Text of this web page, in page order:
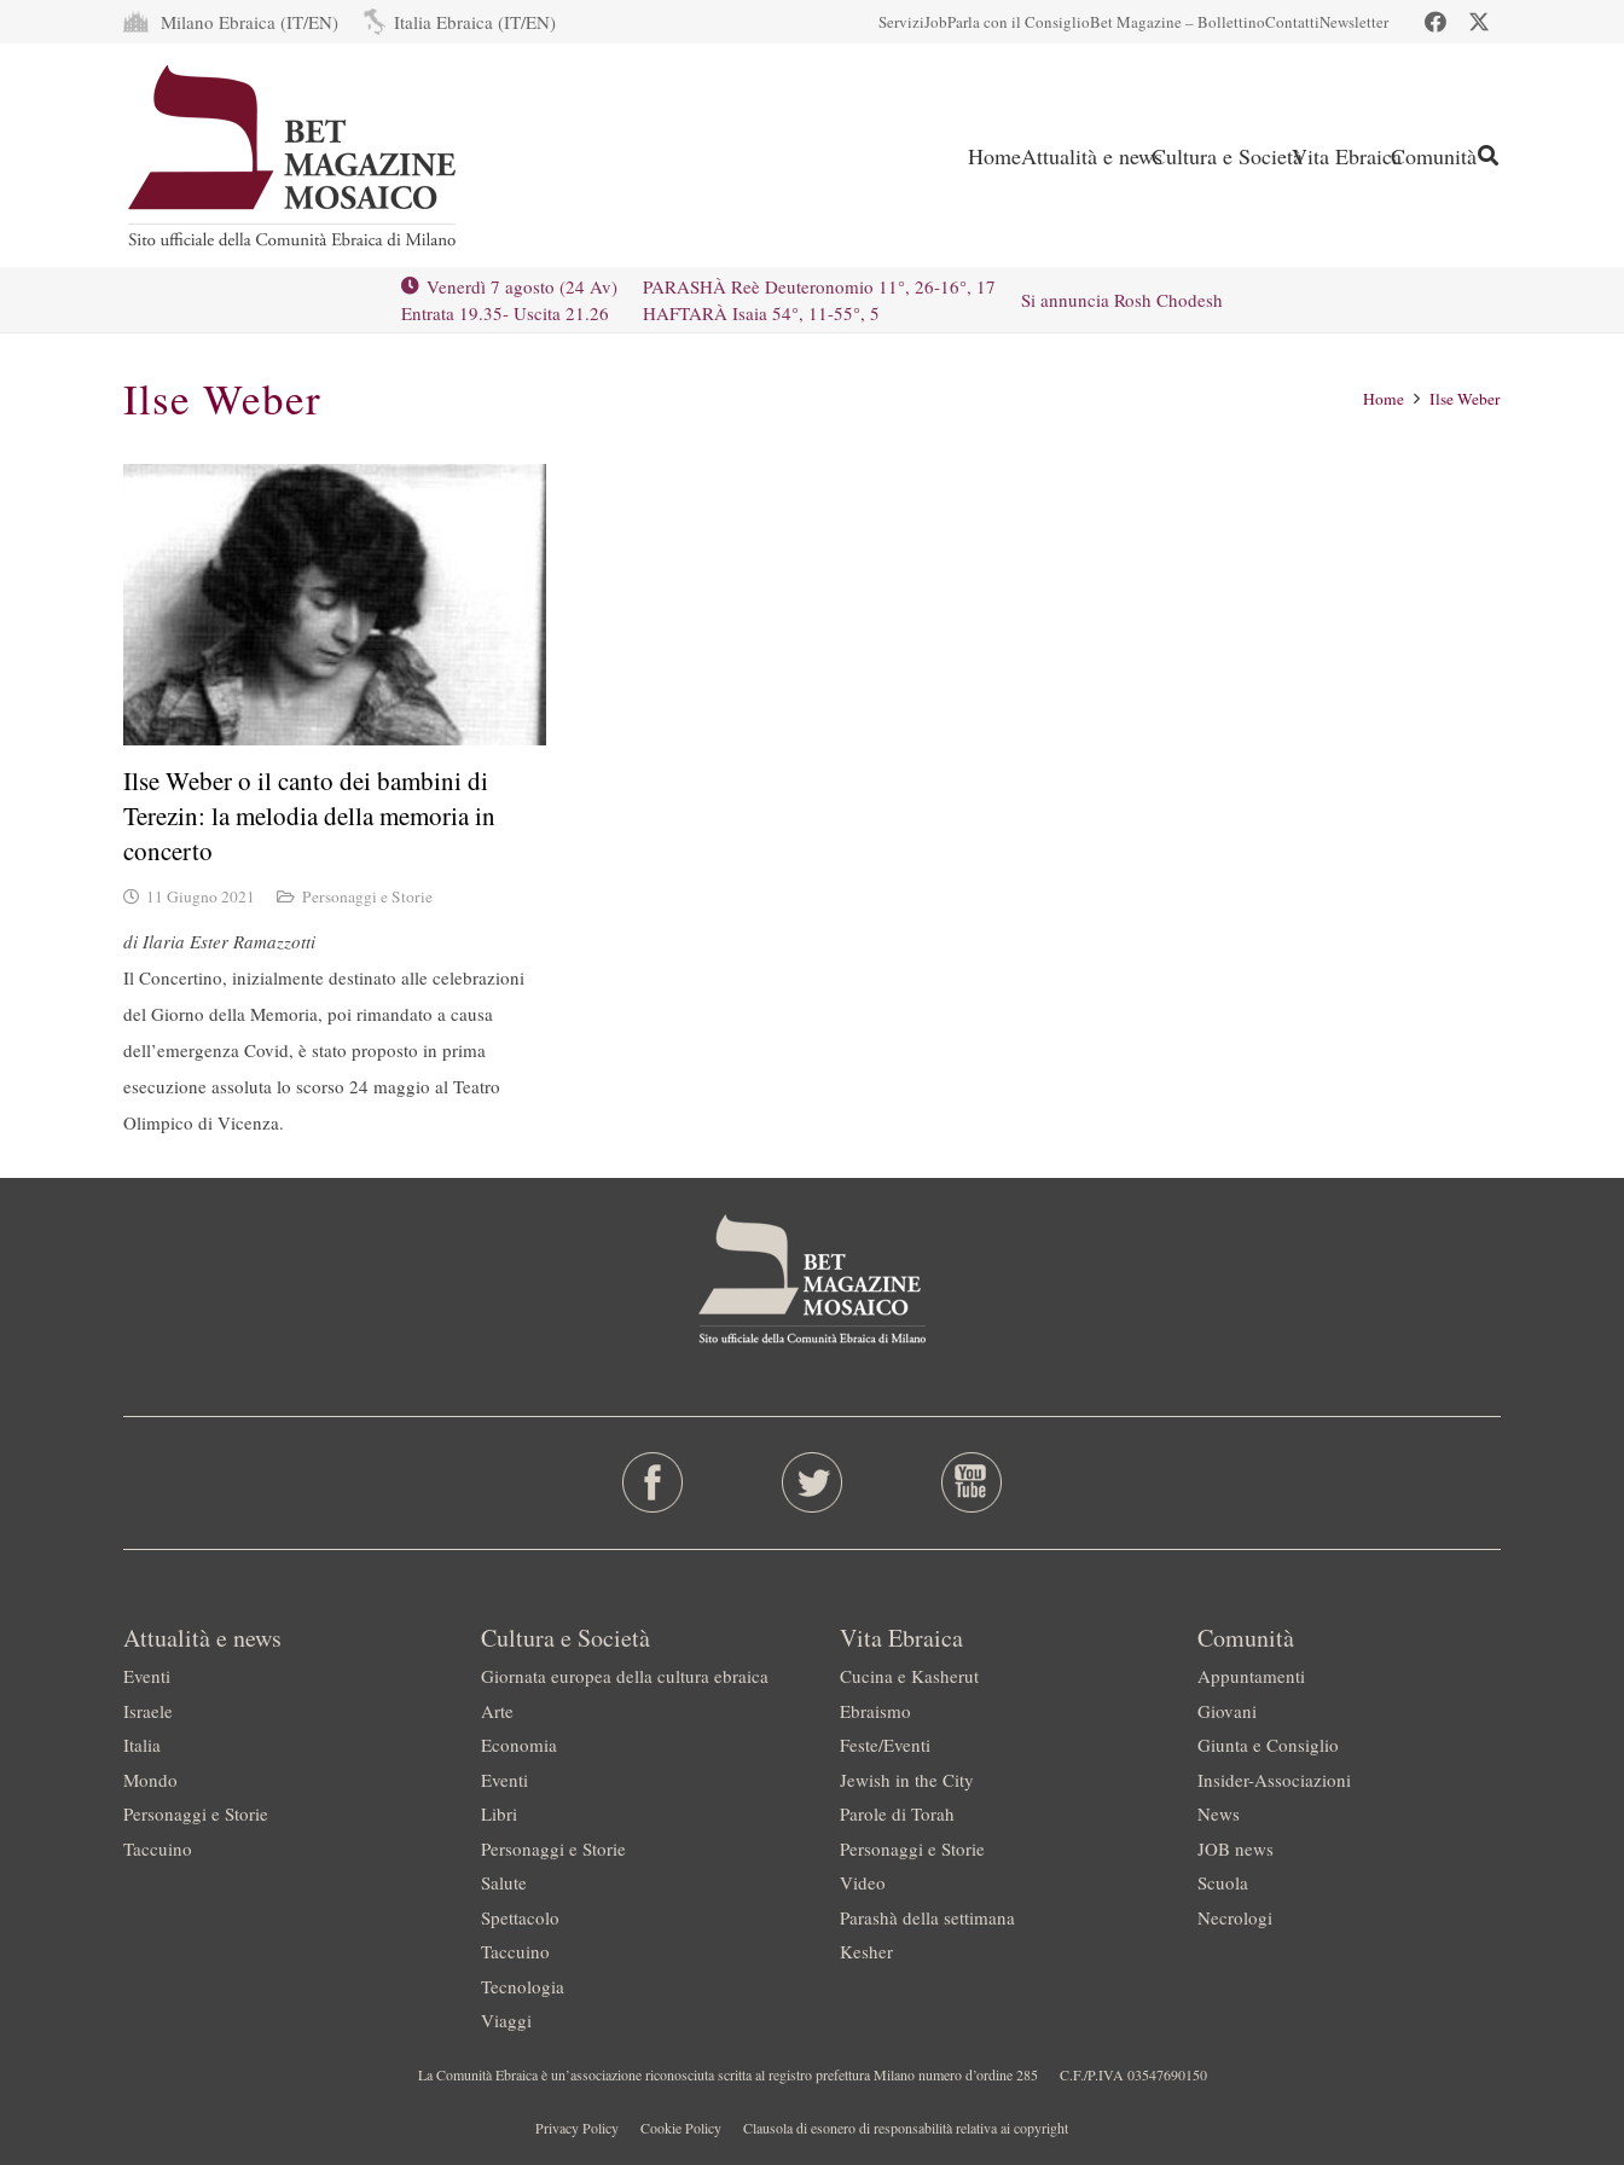
Milano Ebraica (IT/EN) Italia Ebraica (IT/EN) ServiziJobParla con il ConsiglioBet Magazine – BollettinoContattiNewsletter
HomeAttualità e newsCultura e SocietàVita EbraicaComunità
Venerdì 7 agosto (24 Av)
Entrata 19.35- Uscita 21.26
PARASHÀ Reè Deuteronomio 11°, 26-16°, 17
HAFTARÀ Isaia 54°, 11-55°, 5
Si annuncia Rosh Chodesh
Ilse Weber Home Ilse Weber
Ilse Weber o il canto dei bambini di
Terezin: la melodia della memoria in
concerto
11 Giugno 2021 Personaggi e Storie
di Ilaria Ester Ramazzotti
Il Concertino, inizialmente destinato alle celebrazioni
del Giorno della Memoria, poi rimandato a causa
dell’emergenza Covid, è stato proposto in prima
esecuzione assoluta lo scorso 24 maggio al Teatro
Olimpico di Vicenza.
Attualità e news
Eventi
Israele
Italia
Mondo
Personaggi e Storie
Taccuino
Cultura e Società
Giornata europea della cultura ebraica
Arte
Economia
Eventi
Libri
Personaggi e Storie
Salute
Spettacolo
Taccuino
Tecnologia
Viaggi
Vita Ebraica
Cucina e Kasherut
Ebraismo
Feste/Eventi
Jewish in the City
Parole di Torah
Personaggi e Storie
Video
Parashà della settimana
Kesher
Comunità
Appuntamenti
Giovani
Giunta e Consiglio
Insider-Associazioni
News
JOB news
Scuola
Necrologi
La Comunità Ebraica è un’associazione riconosciuta scritta al registro prefettura Milano numero d’ordine 285 C.F./P.IVA 03547690150
Privacy Policy Cookie Policy Clausola di esonero di responsabilità relativa ai copyright